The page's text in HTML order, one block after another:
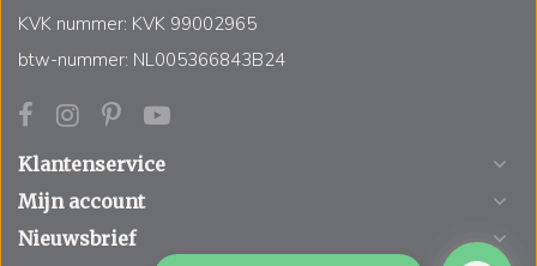
KVK nummer: KVK 99002965
btw-nummer: NL005366843B24
Klantenservice
Mijn account
Nieuwsbrief